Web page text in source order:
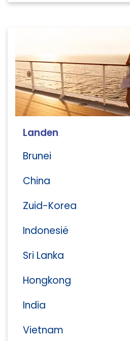
Landen
Brunei
China
Zuid-Korea
Indonesië
Sri Lanka
Hongkong
India
Vietnam